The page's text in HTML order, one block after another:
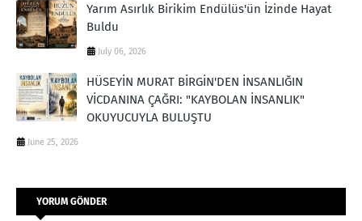
Yarım Asırlık Birikim Endülüs'ün İzinde Hayat
Buldu
July 06, 2026
HÜSEYİN MURAT BİRGİN'DEN İNSANLIĞIN
VİCDANINA ÇAĞRI: "KAYBOLAN İNSANLIK"
OKUYUCUYLA BULUŞTU
June 25, 2026
YORUM GÖNDER